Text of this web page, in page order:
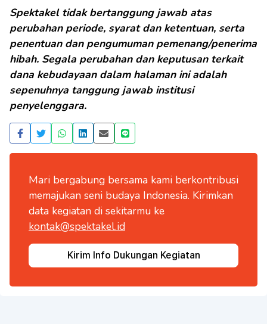
Spektakel tidak bertanggung jawab atas
perubahan periode, syarat dan ketentuan, serta
penentuan dan pengumuman pemenang/penerima
hibah. Segala perubahan dan keputusan terkait
dana kebudayaan dalam halaman ini adalah
sepenuhnya tanggung jawab institusi
penyelenggara.
Mari bergabung bersama kami berkontribusi
memajukan seni budaya Indonesia. Kirimkan
data kegiatan di sekitarmu ke
kontak@spektakel.id
Kirim Info Dukungan Kegiatan